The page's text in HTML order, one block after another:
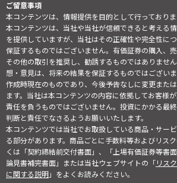
ご留意事項
本コンテンツは、情報提供を目的として行っておりま
本コンテンツは、当社や当社が信頼できると考える
を提供していますが、当社はその正確性や完全性に
保証するものではございません。有価証券の購入、売
その他の取引を推奨し、勧誘するものではありませ
想・意見は、将来の結果を保証するものではござい
作成時現在のものであり、今後予告なしに変更また
ます。当社は本コンテンツの内容に依拠してお客様
責任を負うものではございません。投資にかかる最
判断と責任でなさるようお願いいたします。
本コンテンツでは当社でお取扱している商品・サー
る部分があります。商品ごとに手数料等およびリス
くは「契約締結前交付書面」、「上場有価証券等書
論見書補完書面」または当社ウェブサイトの「リス
に関する説明」をよくお読みください。